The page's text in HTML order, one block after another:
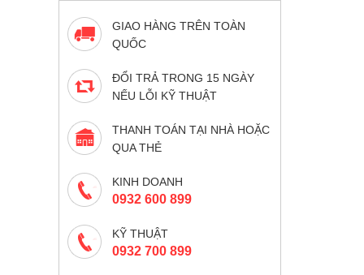
GIAO HÀNG TRÊN TOÀN
QUỐC
ĐỔI TRẢ TRONG 15 NGÀY
NẾU LỖI KỸ THUẬT
THANH TOÁN TẠI NHÀ HOẶC
QUA THẺ
KINH DOANH
0932 600 899
KỸ THUẬT
0932 700 899